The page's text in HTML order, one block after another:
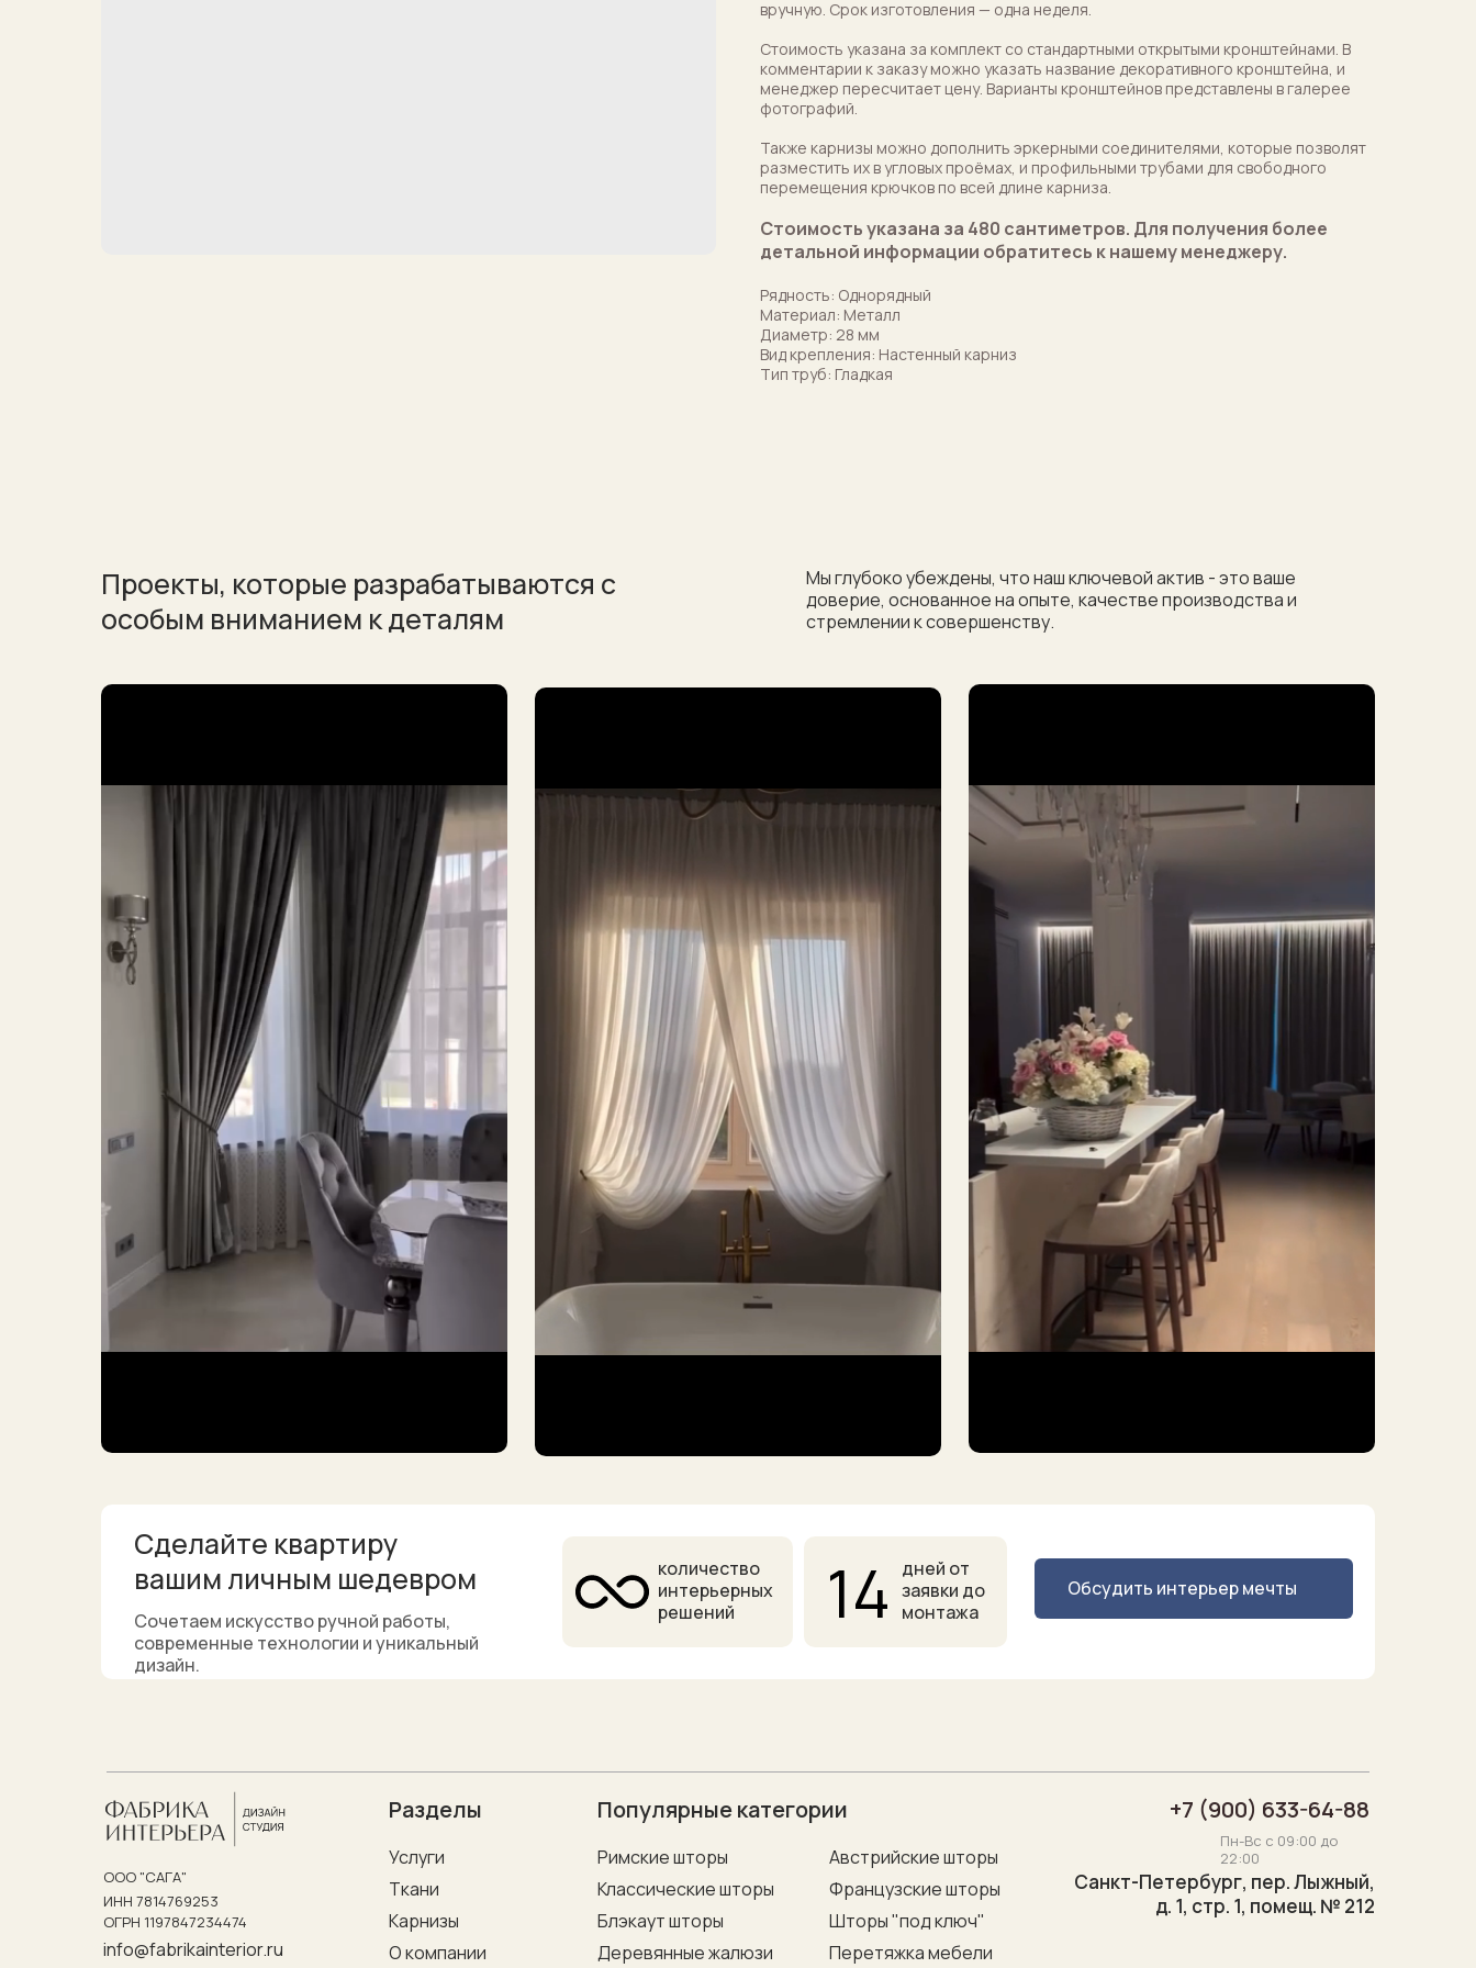
вручную. Срок изготовления — одна неделя.
Стоимость указана за комплект со стандартными открытыми кронштейнами. В
комментарии к заказу можно указать название декоративного кронштейна, и
менеджер пересчитает цену. Варианты кронштейнов представлены в галерее
фотографий.
Также карнизы можно дополнить эркерными соединителями, которые позволят
разместить их в угловых проёмах, и профильными трубами для свободного
перемещения крючков по всей длине карниза.
Стоимость указана за 480 сантиметров. Для получения более
детальной информации обратитесь к нашему менеджеру.
Рядность: Однорядный
Материал: Металл
Диаметр: 28 мм
Вид крепления: Настенный карниз
Тип труб: Гладкая
Проекты, которые
разрабатываются с
особым вниманием
к деталям
Проекты, которые разрабатываются с
особым вниманием к деталям
Мы глубоко убеждены, что наш ключевой актив - это ваше
доверие, основанное на опыте, качестве производства и
стремлении к совершенству.
Сделайте квартиру
вашим личным шедевром
Сочетаем искусство ручной работы,
современные технологии и уникальный
дизайн.
Обсудить интерьер мечты
14
дней от
заявки до
монтажа
количество
интерьерных
решений
Пригласить дизайнера
Нажимая на кнопку, вы соглашаетесь с
Политикой обработки
персональных данных
Гарантированнаяскидка
ООО "САГА"
ИНН 7814769253
info@fabrikainterior.ru
Разделы
О компании
Ткани
Услуги
Популярные категории
Римские шторы
Классические шторы
Блэкаут шторы
Деревянные жалюзи
Шторы "под ключ"
Перетяжка мебели
+7 (900) 633-64-88
Пн-Вс с 09:00 до
22:00
Австрийские шторы
Французские шторы
ОГРН 1197847234474 Карнизы
Санкт-Петербург, пер. Лыжный,
д. 1, стр. 1, помещ. № 212